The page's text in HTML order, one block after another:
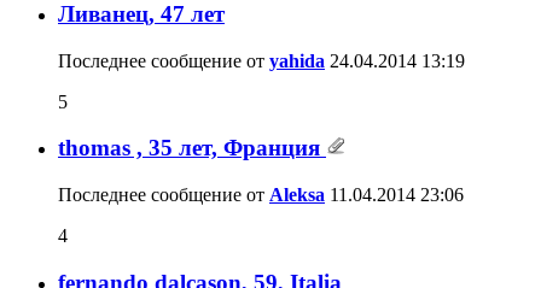
Ливанец, 47 лет
Последнее сообщение от yahida 24.04.2014 13:19
5
thomas , 35 лет, Франция
Последнее сообщение от Aleksa 11.04.2014 23:06
4
fernando dalcason, 59, Italia